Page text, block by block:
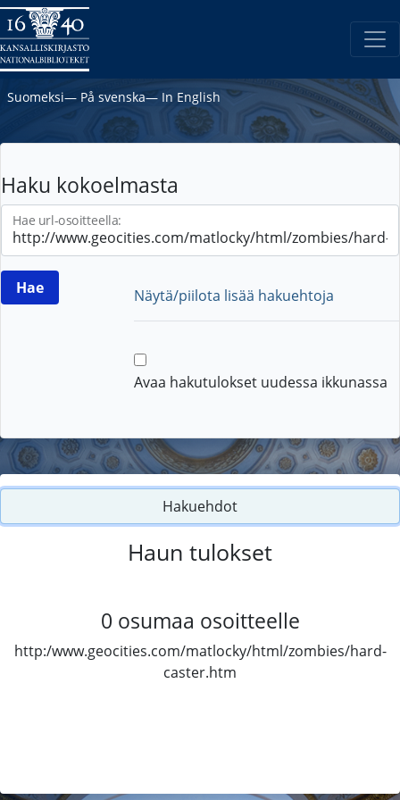
Suomeksi― På svenska― In English
Haku kokoelmasta
Hae url-osoitteella:
Näytä/piilota lisää hakuehtoja
Avaa hakutulokset uudessa ikkunassa
Hakuehdot
Haun tulokset
0 osumaa osoitteelle
http:/www.geocities.com/matlocky/html/zombies/hard-
caster.htm